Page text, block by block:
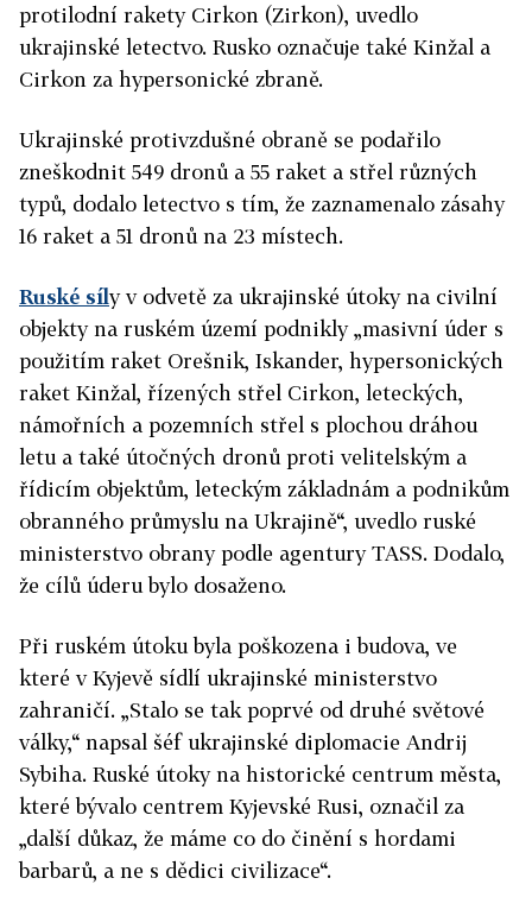
protilodní rakety Cirkon (Zirkon), uvedlo
ukrajinské letectvo. Rusko označuje také Kinžal a
Cirkon za hypersonické zbraně.
Ukrajinské protivzdušné obraně se podařilo
zneškodnit 549 dronů a 55 raket a střel různých
typů, dodalo letectvo s tím, že zaznamenalo zásahy
16 raket a 51 dronů na 23 místech.
Ruské síly v odvetě za ukrajinské útoky na civilní
objekty na ruském území podnikly „masivní úder s
použitím raket Orešnik, Iskander, hypersonických
raket Kinžal, řízených střel Cirkon, leteckých,
námořních a pozemních střel s plochou dráhou
letu a také útočných dronů proti velitelským a
řídicím objektům, leteckým základnám a podnikům
obranného průmyslu na Ukrajině“, uvedlo ruské
ministerstvo obrany podle agentury TASS. Dodalo,
že cílů úderu bylo dosaženo.
Při ruském útoku byla poškozena i budova, ve
které v Kyjevě sídlí ukrajinské ministerstvo
zahraničí. „Stalo se tak poprvé od druhé světové
války,“ napsal šéf ukrajinské diplomacie Andrij
Sybiha. Ruské útoky na historické centrum města,
které bývalo centrem Kyjevské Rusi, označil za
„další důkaz, že máme co do činění s hordami
barbarů, a ne s dědici civilizace“.